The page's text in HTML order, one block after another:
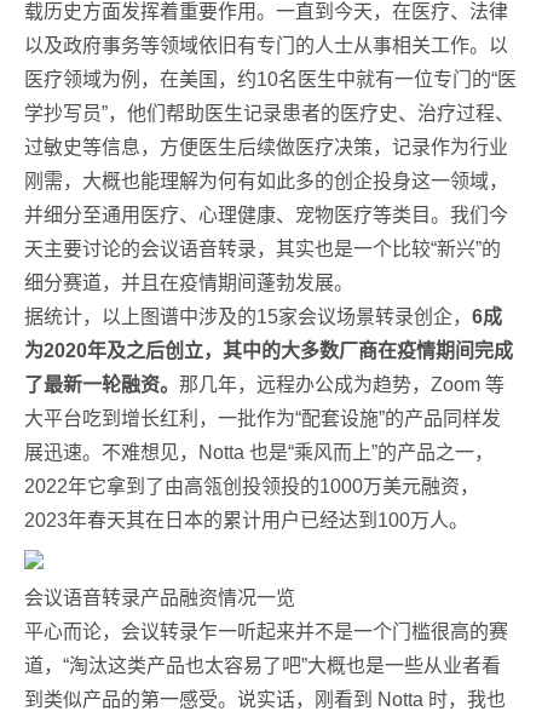
载历史方面发挥着重要作用。一直到今天，在医疗、法律
以及政府事务等领域依旧有专门的人士从事相关工作。以
医疗领域为例，在美国，约10名医生中就有一位专门的“医
学抄写员”，他们帮助医生记录患者的医疗史、治疗过程、
过敏史等信息，方便医生后续做医疗决策，记录作为行业
刚需，大概也能理解为何有如此多的创企投身这一领域，
并细分至通用医疗、心理健康、宠物医疗等类目。我们今
天主要讨论的会议语音转录，其实也是一个比较“新兴”的
细分赛道，并且在疫情期间蓬勃发展。
据统计，以上图谱中涉及的15家会议场景转录创企， 6成
为2020年及之后创立，其中的大多数厂商在疫情期间完成
了最新一轮融资。 那几年，远程办公成为趋势，Zoom 等
大平台吃到增长红利，一批作为“配套设施”的产品同样发
展迅速。不难想见，Notta 也是“乘风而上”的产品之一，
2022年它拿到了由高瓴创投领投的1000万美元融资，
2023年春天其在日本的累计用户已经达到100万人。
会议语音转录产品融资情况一览
平心而论，会议转录乍一听起来并不是一个门槛很高的赛
道，“淘汰这类产品也太容易了吧”大概也是一些从业者看
到类似产品的第一感受。说实话，刚看到 Notta 时，我也